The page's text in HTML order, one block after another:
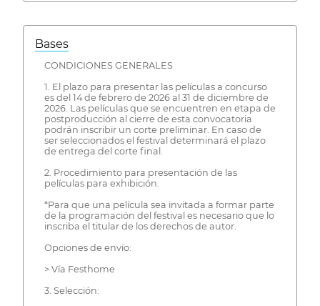
Bases
CONDICIONES GENERALES
1. El plazo para presentar las películas a concurso
es del 14 de febrero de 2026 al 31 de diciembre de
2026. Las películas que se encuentren en etapa de
postproducción al cierre de esta convocatoria
podrán inscribir un corte preliminar. En caso de
ser seleccionados el festival determinará el plazo
de entrega del corte final.
2. Procedimiento para presentación de las
películas para exhibición.
*Para que una película sea invitada a formar parte
de la programación del festival es necesario que lo
inscriba el titular de los derechos de autor.
Opciones de envío:
> Vía Festhome
3. Selección: